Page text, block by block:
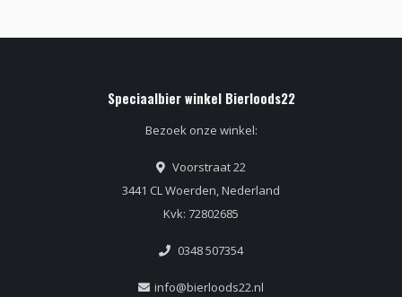
Speciaalbier winkel Bierloods22
Bezoek onze winkel:
Voorstraat 22
3441 CL Woerden, Nederland
Kvk: 72802685
0348 507354
info@bierloods22.nl